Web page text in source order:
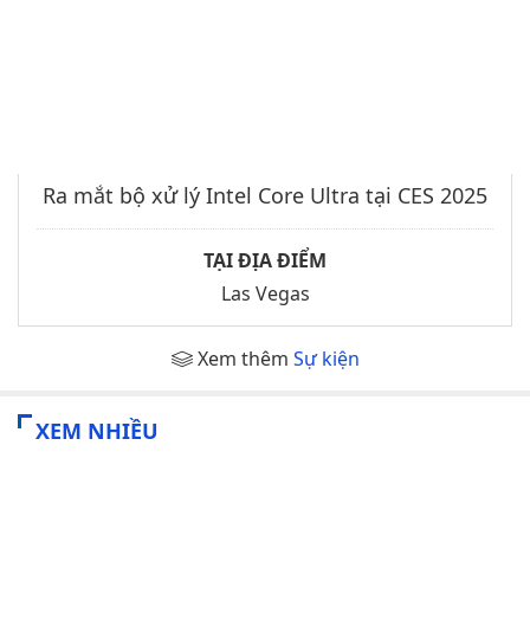
Ra mắt bộ xử lý Intel Core Ultra tại CES 2025
TẠI ĐỊA ĐIỂM
Las Vegas
Xem thêm Sự kiện
XEM NHIỀU